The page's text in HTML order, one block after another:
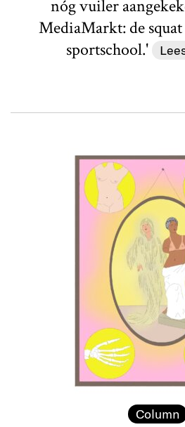
nóg vuiler
MediaMarkt: de
sportschool.'
Column